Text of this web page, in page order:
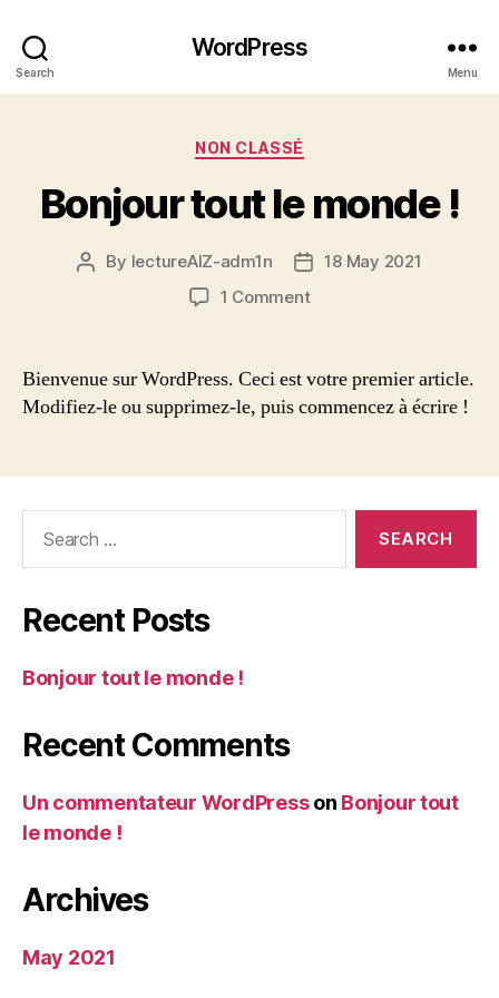
Search
WordPress
Menu
Categories
NON CLASSÉ
Bonjour tout le monde !
Post
By lectureAIZ-adm1n
Post18 May 2021
1 Commenton
monde !
Bienvenue sur WordPress. Ceci est votre premier article.
Modifiez-le ou supprimez-le, puis commencez à écrire !
Recent Posts
Bonjour tout le monde !
Recent Comments
Un commentateur WordPresson Bonjour tout
le monde !
Archives
May 2021